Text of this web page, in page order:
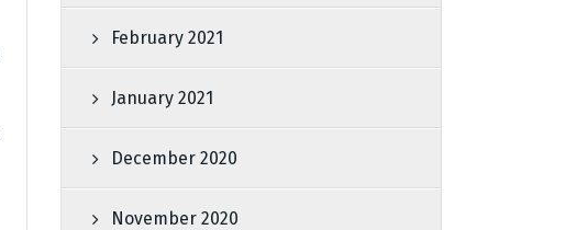
February 2021
January 2021
December 2020
November 2020